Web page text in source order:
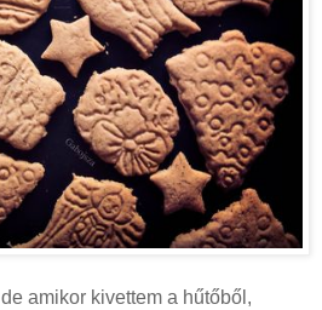
amikor kivettem a hűtőből,